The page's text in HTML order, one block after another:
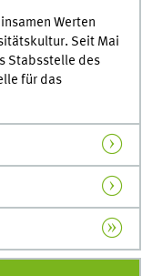
Werten
Seit Mai
Stabsstelle des
für das